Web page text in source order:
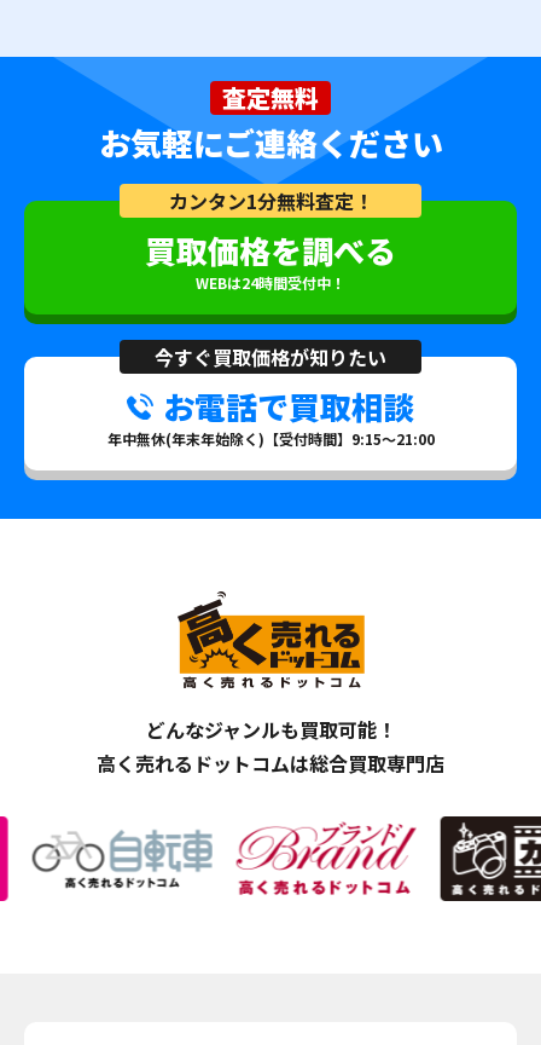
査定無料
お気軽にご連絡ください
カンタン1分無料査定！
買取価格を調べる
WEBは24時間受付中！
今すぐ買取価格が知りたい
お電話で買取相談
年中無休(年末年始除く)【受付時間】9:15～21:00
どんなジャンルも買取可能！
高く売れるドットコムは総合買取専門店